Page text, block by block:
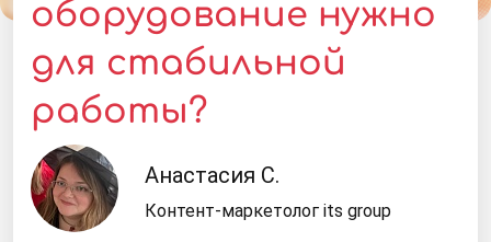
оборудование нужно
для стабильной
работы?
Анастасия С.
Контент-маркетолог its group